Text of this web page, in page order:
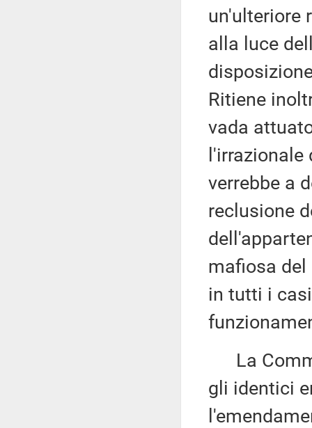
un'ulteriore
alla luce
Ritiene
vada
verrebbe a
reclusione
mafiosa
in tutti i
La
gli identici